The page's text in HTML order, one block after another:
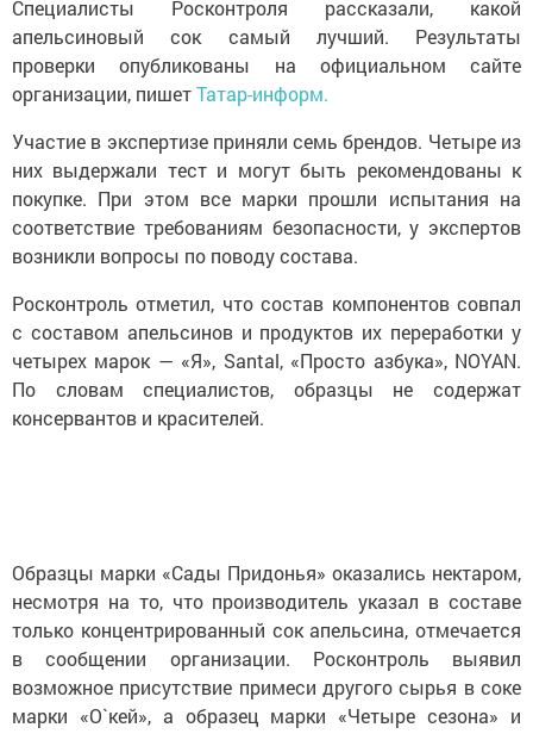
Специалисты Росконтроля рассказали, какой
апельсиновый сок самый лучший. Результаты
проверки опубликованы на официальном сайте
организации, пишетТатар-информ.
Участие в экспертизе приняли семь брендов. Четыре из
них выдержали тест и могут быть рекомендованы к
покупке. При этом все марки прошли испытания на
соответствие требованиям безопасности, у экспертов
возникли вопросы по поводу состава.
Росконтроль отметил, что состав компонентов совпал
с составом апельсинов и продуктов их переработки у
четырех марок — «Я», Santal, «Просто азбука», NOYAN.
По словам специалистов, образцы не содержат
консервантов и красителей.
Образцы марки «Сады Придонья» оказались нектаром,
несмотря на то, что производитель указал в составе
только концентрированный сок апельсина, отмечается
в сообщении организации. Росконтроль выявил
возможное присутствие примеси другого сырья в соке
марки «О`кей», а образец марки «Четыре сезона» и